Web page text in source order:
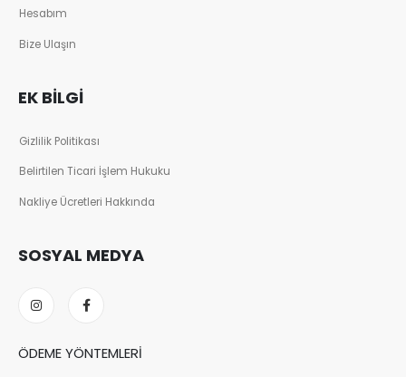
Hesabım
Bize Ulaşın
EK BILGI
Gizlilik Politikası
Belirtilen Ticari İşlem Hukuku
Nakliye Ücretleri Hakkında
SOSYAL MEDYA
ÖDEME YÖNTEMLERI